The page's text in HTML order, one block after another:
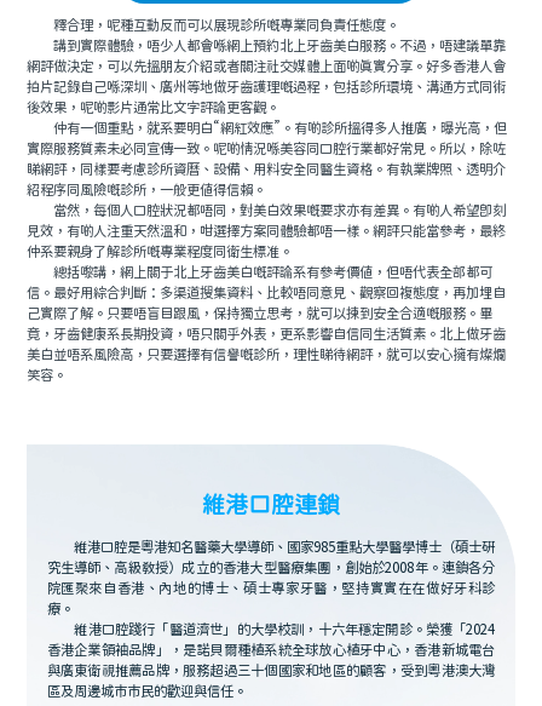
釋合理，呢種互動反而可以展現診所嘅專業同負責任態度。
講到實際體驗，唔少人都會喺網上預約北上牙齒美白服務。不過，唔建議單靠
網評做決定，可以先搵朋友介紹或者關注社交媒體上面啲真實分享。好多香港人會
拍片記錄自己喺深圳、廣州等地做牙齒護理嘅過程，包括診所環境、溝通方式同術
後效果，呢啲影片通常比文字評論更客觀。
仲有一個重點，就系要明白“網紅效應”。有啲診所搵得多人推廣，曝光高，但
實際服務質素未必同宣傳一致。呢啲情況喺美容同口腔行業都好常見。所以，除咗
睇網評，同樣要考慮診所資曆、設備、用料安全同醫生資格。有執業牌照、透明介
紹程序同風險嘅診所，一般更值得信賴。
當然，每個人口腔狀況都唔同，對美白效果嘅要求亦有差異。有啲人希望即刻
見效，有啲人注重天然溫和，咁選擇方案同體驗都唔一樣。網評只能當參考，最終
仲系要親身了解診所嘅專業程度同衛生標准。
總括嚟講，網上關于北上牙齒美白嘅評論系有參考價值，但唔代表全部都可
信。最好用綜合判斷：多渠道搜集資料、比較唔同意見、觀察回複態度，再加埋自
己實際了解。只要唔盲目跟風，保持獨立思考，就可以揀到安全合適嘅服務。畢
竟，牙齒健康系長期投資，唔只關乎外表，更系影響自信同生活質素。北上做牙齒
美白並唔系風險高，只要選擇有信譽嘅診所，理性睇待網評，就可以安心擁有燦爛
笑容。
維港口腔連鎖
維港口腔是粵港知名醫藥大學導師、國家985重點大學醫學博士（碩士研
究生導師、高級教授）成立的香港大型醫療集團，創始於2008年。連鎖各分
院匯聚來自香港、內地的博士、碩士專家牙醫，堅持實實在在做好牙科診
療。
維港口腔踐行「醫道濟世」的大學校訓，十六年穩定開診。榮獲「2024
香港企業領袖品牌」，是諾貝爾種植系統全球放心植牙中心，香港新城電台
與廣東衛視推薦品牌，服務超過三十個國家和地區的顧客，受到粵港澳大灣
區及周邊城市市民的歡迎與信任。